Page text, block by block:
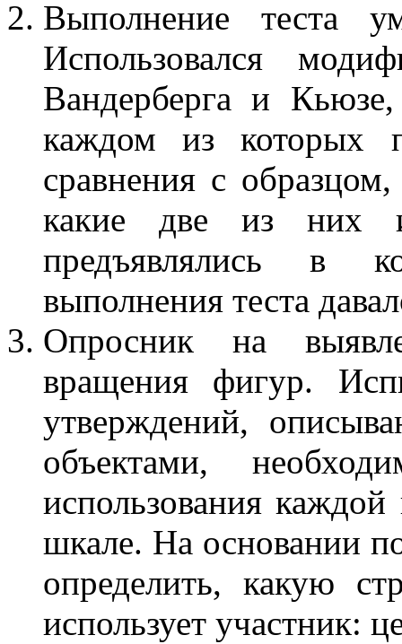
Выполнение теста
Использовался
Вандерберга и
каждом из которых
сравнения с
какие две из них
предъявлялись в
выполнения теста
Опросник на
вращения фигур.
утверждений,
объектами,
использования
шкале. На основании
определить, какую
использует участник: